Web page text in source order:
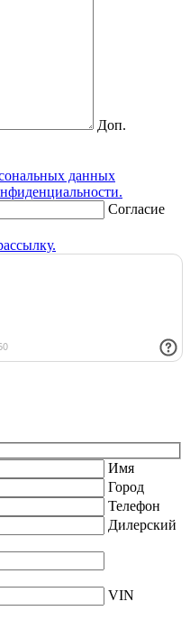
Доп.
данных
Согласие
Имя
Город
Телефон
Дилерский
VIN